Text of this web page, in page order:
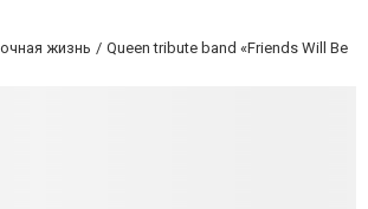
жизнь
Queen tribute band «Friends Will Be